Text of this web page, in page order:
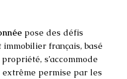
pose des défis
français, basé
s’accommode
permise par les